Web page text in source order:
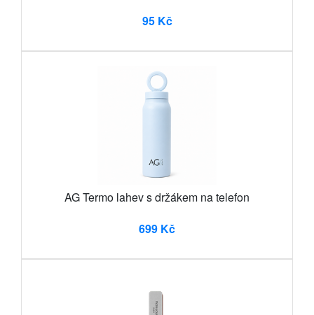
95 Kč
AG Termo lahev s držákem na telefon
699 Kč